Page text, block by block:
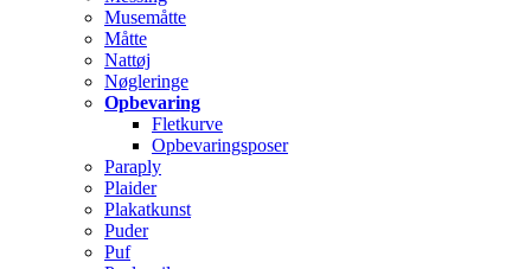
Musemåtte
Måtte
Nattøj
Nøgleringe
Opbevaring
Fletkurve
Opbevaringsposer
Paraply
Plaider
Plakatkunst
Puder
Puf